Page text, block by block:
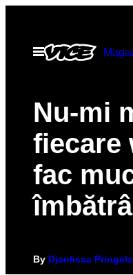
contentOpen
Menu
Nu-mi
fiecare
fac
By Djanlissa Pringels